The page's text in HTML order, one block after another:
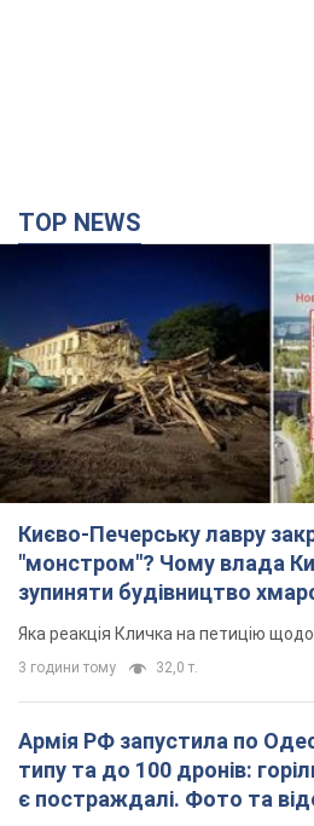
TOP NEWS
Києво-Печерську лавру
"монстром"? Чому влада
зупиняти будівництво
"московського вірянина"
Яка реакція Кличка на петицію
3 години тому 32,0 т.
Армія РФ запустила по
типу та до 100 дронів:
є постраждалі. Фото та